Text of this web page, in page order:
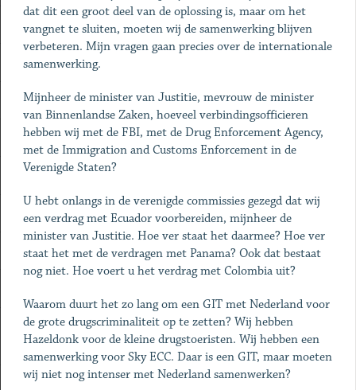
dat dit een groot deel van de oplossing is, maar om het
vangnet te sluiten, moeten wij de samenwerking blijven
verbeteren. Mijn vragen gaan precies over de internationale
samenwerking.
Mijnheer de minister van Justitie, mevrouw de minister
van Binnenlandse Zaken, hoeveel verbindingsofficieren
hebben wij met de FBI, met de Drug Enforcement Agency,
met de Immigration and Customs Enforcement in de
Verenigde Staten?
U hebt onlangs in de verenigde commissies gezegd dat wij
een verdrag met Ecuador voorbereiden, mijnheer de
minister van Justitie. Hoe ver staat het daarmee? Hoe ver
staat het met de verdragen met Panama? Ook dat bestaat
nog niet. Hoe voert u het verdrag met Colombia uit?
Waarom duurt het zo lang om een GIT met Nederland voor
de grote drugscriminaliteit op te zetten? Wij hebben
Hazeldonk voor de kleine drugstoeristen. Wij hebben een
samenwerking voor Sky ECC. Daar is een GIT, maar moeten
wij niet nog intenser met Nederland samenwerken?